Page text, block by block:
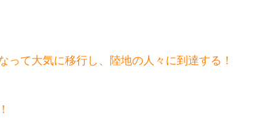
て大気に移行し、陸地の人々に到達する！